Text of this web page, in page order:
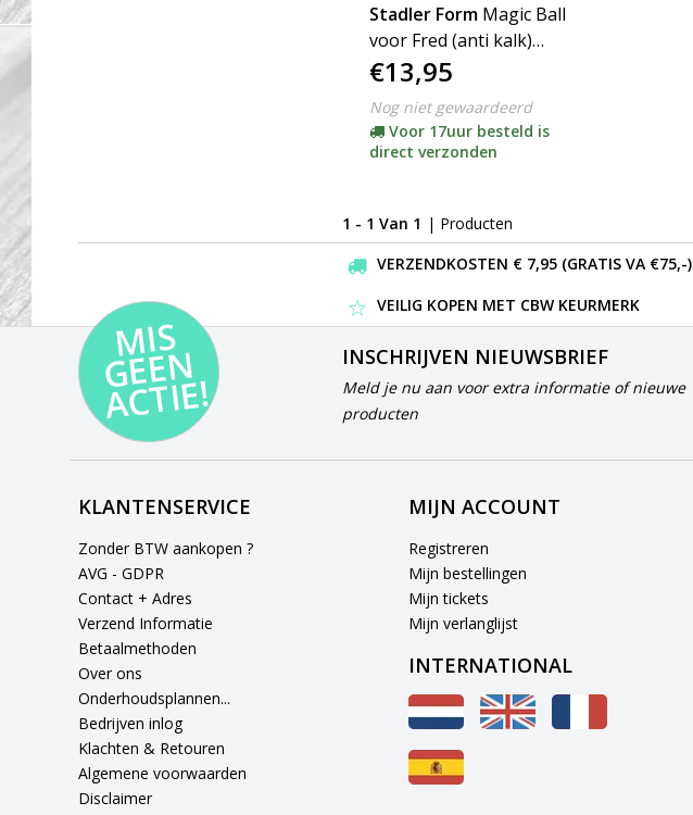
Stadler Form Magic Ball
voor Fred (anti kalk)
(prijs per set van 2st)
€13,95
Nog niet gewaardeerd
Voor 17uur besteld is
direct verzonden
1 - 1 Van 1 | Producten
VERZENDKOSTEN € 7,95 (GRATIS VA €75,-)
VEILIG KOPEN MET CBW KEURMERK
MI
S
G
E
E
N
A
C
TI
E!
INSCHRIJVEN NIEUWSBRIEF
Meld je nu aan voor extra informatie of nieuwe
producten
KLANTENSERVICE
Zonder BTW aankopen ?
AVG - GDPR
Contact + Adres
Verzend Informatie
Betaalmethoden
Over ons
Onderhoudsplannen...
Bedrijven inlog
Klachten & Retouren
Algemene voorwaarden
Disclaimer
MIJN ACCOUNT
Registreren
Mijn bestellingen
Mijn tickets
Mijn verlanglijst
INTERNATIONAL